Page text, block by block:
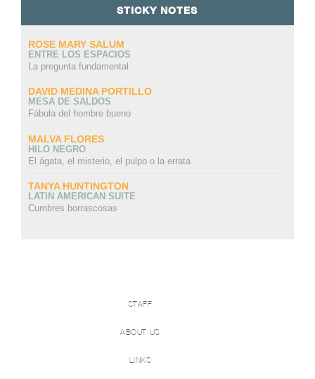
STICKY NOTES
ROSE MARY SALUM
ENTRE LOS ESPACIOS
La pregunta fundamental
DAVID MEDINA PORTILLO
MESA DE SALDOS
Fábula del hombre bueno
MALVA FLORES
HILO NEGRO
El ágata, el misterio, el pulpo o la errata
TANYA HUNTINGTON
LATIN AMERICAN SUITE
Cumbres borrascosas
STAFF
ABOUT US
LINKS